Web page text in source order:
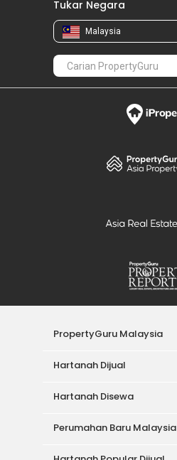
Tukar Negara
Malaysia
PropertyGuru Malaysia
Hartanah Dijual
Hartanah Disewa
Perumahan Baru Malaysia